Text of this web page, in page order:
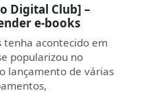
Digital Club] –
e-books
tenha acontecido em
popularizou no
lançamento de várias